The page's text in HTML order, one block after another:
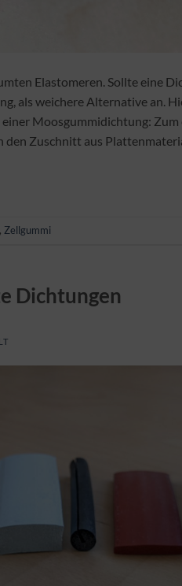
Elastomeren. Sollte eine
als weichere Alternative an.
Moosgummidichtung:
Zuschnitt aus
, Zellgummi
Dichtungen